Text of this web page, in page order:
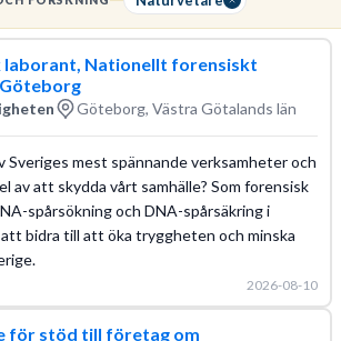
god kännedom ommiljölagstiftning och
Utbildningsguide
laborant, Nationellt forensiskt
Göteborg, Västra Götalands län
Sveriges mest spännande verksamheter och
av att skydda vårt samhälle? Som forensisk
spårsökning och DNA-spårsäkring i
bidra till att öka tryggheten och minska
2026-08-10
för stöd till företag om